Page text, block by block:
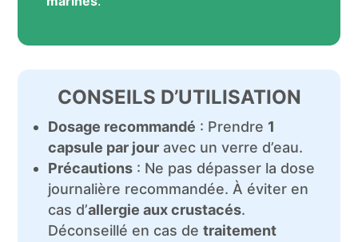
CONSEILS D’UTILISATION
Dosage recommandé : Prendre 1
capsule par jour avec un verre d’eau.
Précautions : Ne pas dépasser la dose
journalière recommandée. À éviter en
cas d’allergie aux crustacés.
Déconseillé en cas detraitement